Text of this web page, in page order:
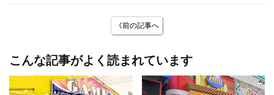
《前の記事へ
こんな記事がよく読まれています